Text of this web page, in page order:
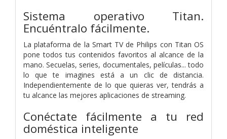
Sistema operativo Titan.
Encuéntralo fácilmente.
La plataforma de la Smart TV de Philips con Titan OS
pone todos tus contenidos favoritos al alcance de la
mano. Secuelas, series, documentales, películas... todo
lo que te imagines está a un clic de distancia.
Independientemente de lo que quieras ver, tendrás a
tu alcance las mejores aplicaciones de streaming.
Conéctate fácilmente a tu red
doméstica inteligente